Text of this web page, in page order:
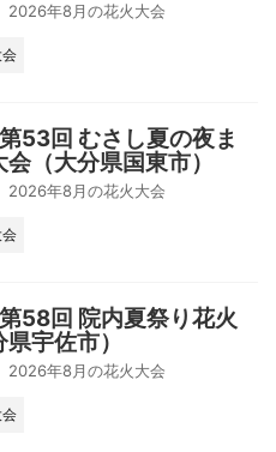
2026年8月の花火大会
53回 むさし夏の夜ま
（大分県国東市）
2026年8月の花火大会
58回 院内夏祭り花火
宇佐市）
2026年8月の花火大会